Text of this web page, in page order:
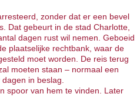
zonder dat er een bevel
Dat gebeurt in de stad Charlotte,
dagen rust wil nemen. Geboeid
plaatselijke rechtbank, waar de
moet worden. De reis terug
moeten staan – normaal een
in beslag.
spoor van hem te vinden. Later